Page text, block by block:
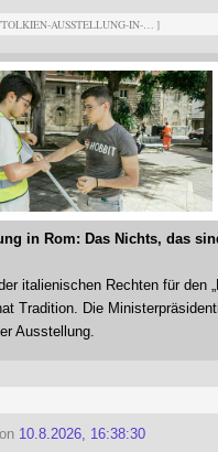
AUSSTELLUNG-IN-
in Rom: Das Nichts, das
italienischen Rechten für den
Tradition. Die
Ausstellung.
10.8.2026, 16:38:30